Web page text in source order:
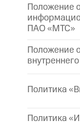
Положение
ПАО «МТС»
Положение
Политика
Политика